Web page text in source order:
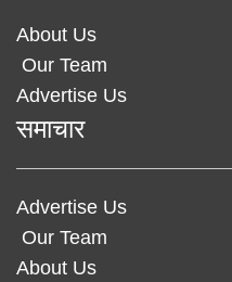
About Us
Our Team
Advertise Us
समाचार
Advertise Us
Our Team
About Us